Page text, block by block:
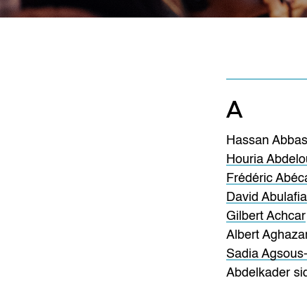
A
Hassan
Houria
Frédéric
David Abulafia
Gilbert Achcar
Albert
Sadia
Abdelkader